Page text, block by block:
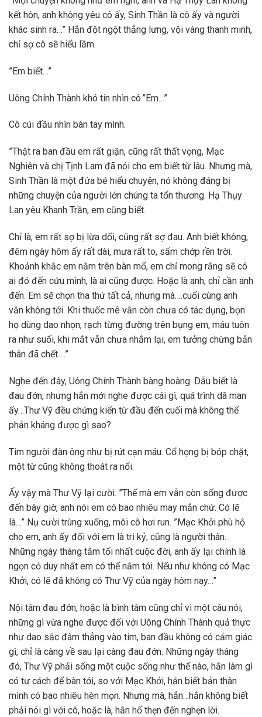
kết hôn, anh không yêu cô ấy, Sinh Thần là cô ấy và người
khác sinh ra…” Hắn đột ngột thẳng lưng, vội vàng thanh minh,
chỉ sợ cô sẽ hiểu lầm.
”Em biết…”
Uông Chính Thành khó tin nhìn cô.”Em…”
Cô cúi đầu nhìn bàn tay mình.
”Thật ra ban đầu em rất giận, cũng rất thất vọng, Mạc
Nghiên và chị Tịnh Lam đã nói cho em biết từ lâu. Nhưng mà,
Sinh Thần là một đứa bé hiểu chuyện, nó không đáng bị
những chuyện của người lớn chúng ta tổn thương. Hạ Thụy
Lan yêu Khanh Trần, em cũng biết.
Chỉ là, em rất sợ bị lừa dối, cũng rất sợ đau. Anh biết không,
đêm ngày hôm ấy rất dài, mưa rất to, sấm chớp rền trời.
Khoảnh khắc em nằm trên bàn mổ, em chỉ mong rằng sẽ có
ai đó đến cứu mình, là ai cũng được. Hoặc là anh, chỉ cần anh
đến. Em sẽ chọn tha thứ tất cả, nhưng mà….cuối cùng anh
vẫn không tới. Khi thuốc mê vẫn còn chưa có tác dụng, bọn
họ dùng dao nhọn, rạch từng đường trên bụng em, máu tuôn
ra như suối, khi mắt vẫn chưa nhắm lại, em tưởng chừng bản
thân đã chết….”
Nghe đến đây, Uông Chính Thành bàng hoàng. Dẫu biết là
đau đớn, nhưng hắn mới nghe được cái gì, quá trình dã man
ấy…Thư Vỹ đều chứng kiến từ đầu đến cuối mà không thể
phản kháng được gì sao?
Tim người đàn ông như bị rút cạn máu. Cổ họng bị bóp chặt,
một từ cũng không thoát ra nổi.
Ấy vậy mà Thư Vỹ lại cười. ”Thế mà em vẫn còn sống được
đến bây giờ, anh nói em có bao nhiêu may mắn chứ. Có lẽ
là…” Nụ cười trùng xuống, môi cô hơi run. ”Mạc Khởi phù hộ
cho em, anh ấy đối với em là tri kỷ, cũng là người thân.
Những ngày tháng tăm tối nhất cuộc đời, anh ấy lại chính là
ngọn cỏ duy nhất em có thể nắm tới. Nếu như không có Mạc
Khởi, có lẽ đã không có Thư Vỹ của ngày hôm nay…”
Nội tâm đau đớn, hoặc là bình tâm cũng chỉ vì một câu nói,
những gì vừa nghe được đối với Uông Chính Thành quả thực
như dao sắc đâm thẳng vào tim, ban đầu không có cảm giác
gì, chỉ là càng về sau lại càng đau đớn. Những ngày tháng
đó, Thư Vỹ phải sống một cuộc sống như thế nào, hắn làm gì
có tư cách để bàn tới, so với Mạc Khởi, hắn biết bản thân
mình có bao nhiêu hèn mọn. Nhưng mà, hắn…hắn không biết
phải nói gì với cô, hoặc là, hắn hổ thẹn đến nghẹn lời.